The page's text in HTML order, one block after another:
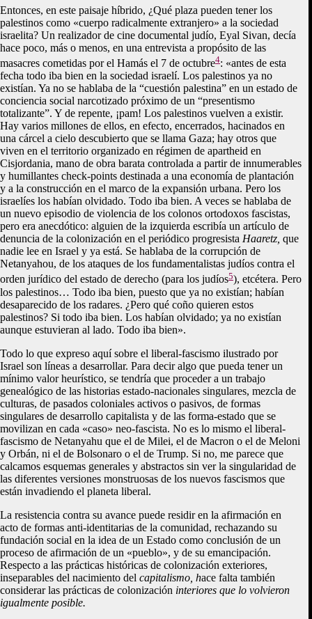
Entonces, en este paisaje híbrido, ¿Qué plaza pueden tener los
palestinos como «cuerpo radicalmente extranjero» a la sociedad
israelita? Un realizador de cine documental judío, Eyal Sivan, decía
hace poco, más o menos, en una entrevista a propósito de las
masacres cometidas por el Hamás el 7 de octubre4: «antes de esta
fecha todo iba bien en la sociedad israelí. Los palestinos ya no
existían. Ya no se hablaba de la “cuestión palestina” en un estado de
conciencia social narcotizado próximo de un “presentismo
totalizante”. Y de repente, ¡pam! Los palestinos vuelven a existir.
Hay varios millones de ellos, en efecto, encerrados, hacinados en
una cárcel a cielo descubierto que se llama Gaza; hay otros que
viven en el territorio organizado en régimen de apartheid en
Cisjordania, mano de obra barata controlada a partir de innumerables
y humillantes check-points destinada a una economía de plantación
y a la construcción en el marco de la expansión urbana. Pero los
israelíes los habían olvidado. Todo iba bien. A veces se hablaba de
un nuevo episodio de violencia de los colonos ortodoxos fascistas,
pero era anecdótico: alguien de la izquierda escribía un artículo de
denuncia de la colonización en el periódico progresista Haaretz, que
nadie lee en Israel y ya está. Se hablaba de la corrupción de
Netanyahou, de los ataques de los fundamentalistas judíos contra el
orden jurídico del estado de derecho (para los judíos5), etcétera. Pero
los palestinos… Todo iba bien, puesto que ya no existían; habían
desaparecido de los radares. ¿Pero qué coño quieren estos
palestinos? Si todo iba bien. Los habían olvidado; ya no existían
aunque estuvieran al lado. Todo iba bien».
Todo lo que expreso aquí sobre el liberal-fascismo ilustrado por
Israel son líneas a desarrollar. Para decir algo que pueda tener un
mínimo valor heurístico, se tendría que proceder a un trabajo
genealógico de las historias estado-nacionales singulares, mezcla de
culturas, de pasados coloniales activos o pasivos, de formas
singulares de desarrollo capitalista y de las forma-estado que se
movilizan en cada «caso» neo-fascista. No es lo mismo el liberal-
fascismo de Netanyahu que el de Milei, el de Macron o el de Meloni
y Orbán, ni el de Bolsonaro o el de Trump. Si no, me parece que
calcamos esquemas generales y abstractos sin ver la singularidad de
las diferentes versiones monstruosas de los nuevos fascismos que
están invadiendo el planeta liberal.
La resistencia contra su avance puede residir en la afirmación en
acto de formas anti-identitarias de la comunidad, rechazando su
fundación social en la idea de un Estado como conclusión de un
proceso de afirmación de un «pueblo», y de su emancipación.
Respecto a las prácticas históricas de colonización exteriores,
inseparables del nacimiento del capitalismo, hace falta también
considerar las prácticas de colonización interiores que lo volvieron
igualmente posible.